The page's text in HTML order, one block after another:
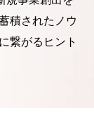
積されたノウ
繋がるヒント